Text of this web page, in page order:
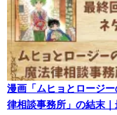
漫画「ムヒョとロージ
律相談事務所」の結末｜